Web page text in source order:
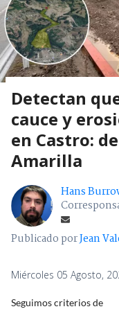
Detectan
cauce y
en Castro:
Amarilla
Hans
Publicado porJean
Miércoles 05 Agosto,
Seguimos criterios de